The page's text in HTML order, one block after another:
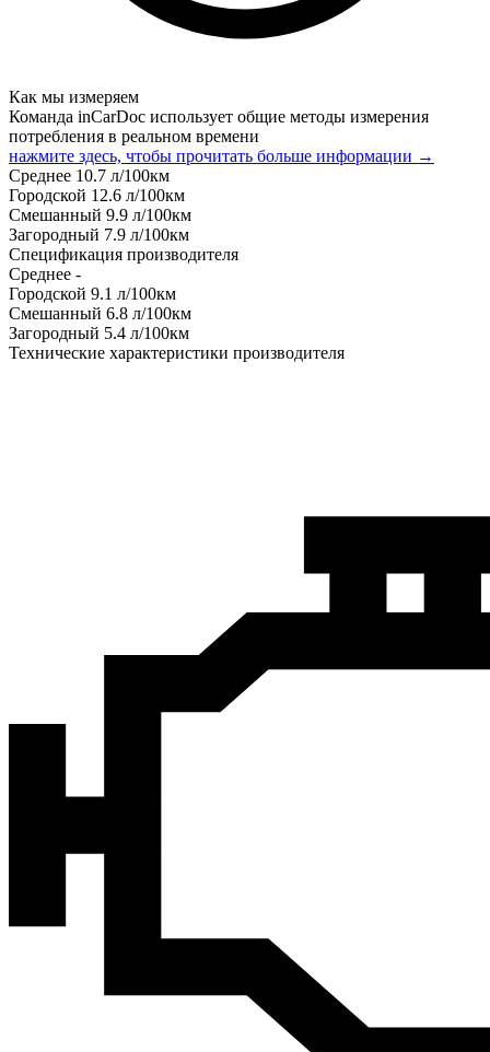
Как мы измеряем
Команда inCarDoc использует общие методы измерения
потребления в реальном времени
нажмите здесь, чтобы прочитать больше информации →
Среднее 10.7 л/100км
Городской 12.6 л/100км
Смешанный 9.9 л/100км
Загородный 7.9 л/100км
Спецификация производителя
Среднее -
Городской 9.1 л/100км
Смешанный 6.8 л/100км
Загородный 5.4 л/100км
Технические характеристики производителя